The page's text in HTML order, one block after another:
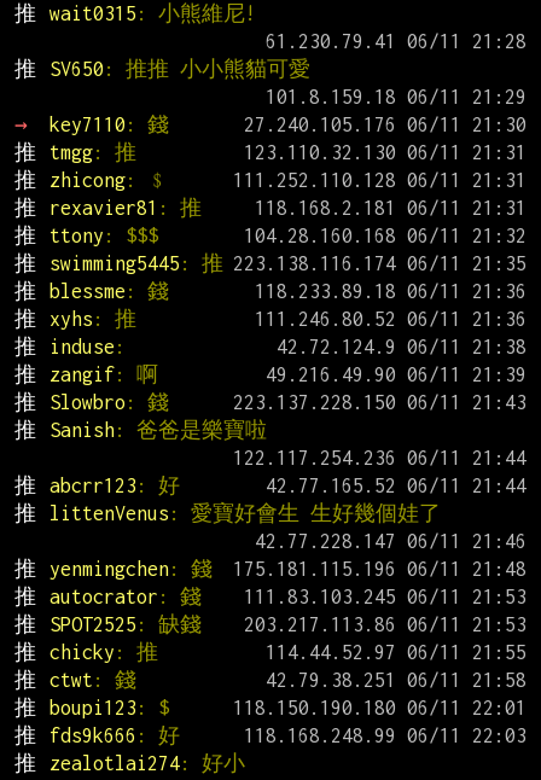
推 wait0315 : 小熊維尼!
推
SV650 : 推推 小小熊貓可愛
→
key7110 : 錢
推
tmgg: 推
推
zhicong: ﹩
推
rexavier81 : 推
推
ttony : $$$
推
swimming5445 : 推
推
blessme : 錢
推
xyhs : 推
推
induse :
推
zangif: 啊
推
Slowbro : 錢
推
Sanish: 爸爸是樂寶啦
推
abcrr123 : 好
推
littenVenus : 愛寶好會生 生好幾個娃了
推
yenmingchen: 錢
推
autocrator : 錢
推
SPOT2525 : 缺錢
推
chicky : 推
推
ctwt : 錢
推
boupi123 : $
推
fds9k666 : 好
推
zealotlai274: 好小